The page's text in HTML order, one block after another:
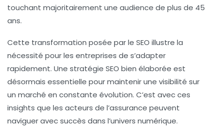
touchant majoritairement une audience de plus de 45
ans.
Cette transformation posée par le SEO illustre la
nécessité pour les entreprises de s’adapter
rapidement. Une stratégie SEO bien élaborée est
désormais essentielle pour maintenir une visibilité sur
un marché en constante évolution. C’est avec ces
insights que les acteurs de l’assurance peuvent
naviguer avec succès dans l’univers numérique.